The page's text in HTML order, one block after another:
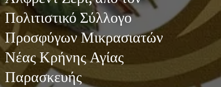
Πολιτιστικό Σύλλογο
Προσφύγων Μικρασιατών
Νέας Κρήνης Αγίας
Παρασκευής